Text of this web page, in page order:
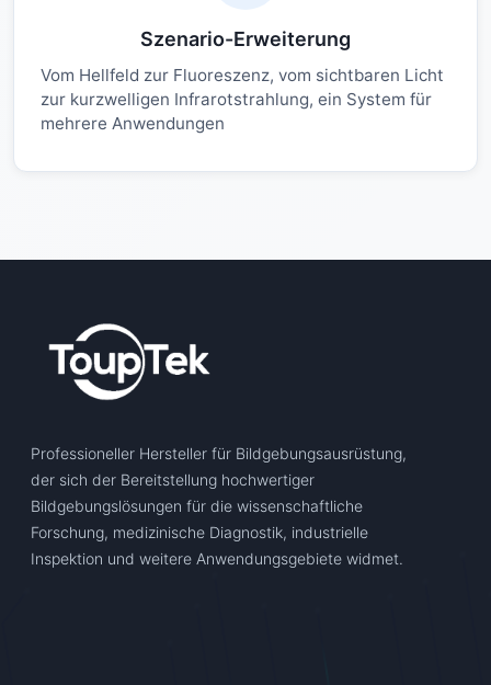
Szenario-Erweiterung
Vom Hellfeld zur Fluoreszenz, vom sichtbaren Licht
zur kurzwelligen Infrarotstrahlung, ein System für
mehrere Anwendungen
Professioneller Hersteller für Bildgebungsausrüstung,
der sich der Bereitstellung hochwertiger
Bildgebungslösungen für die wissenschaftliche
Forschung, medizinische Diagnostik, industrielle
Inspektion und weitere Anwendungsgebiete widmet.